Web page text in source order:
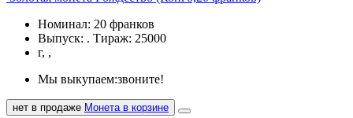
Номинал: 20 франков
Выпуск: . Тираж: 25000
г, ,
Мы выкупаем:звоните!
нет в продаже Монета в корзине